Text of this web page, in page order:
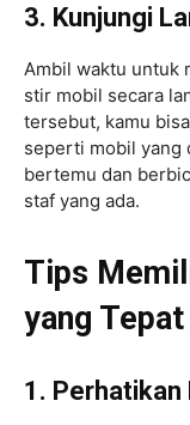
3. Kunjungi
Ambil waktu untuk
stir mobil secara
tersebut, kamu
seperti mobil yang
bertemu dan
staf yang ada.
Tips
yang Tepat
1. Perhatikan